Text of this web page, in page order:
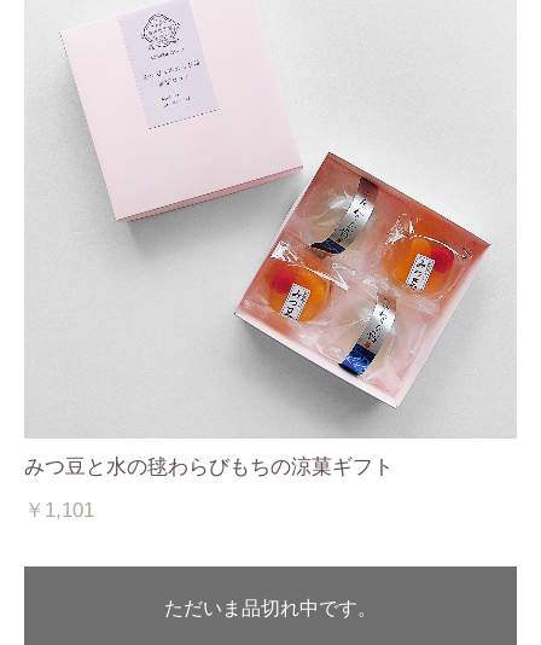
みつ豆と水の毬わらびもちの涼菓ギフト
￥1,101
ただいま品切れ中です。